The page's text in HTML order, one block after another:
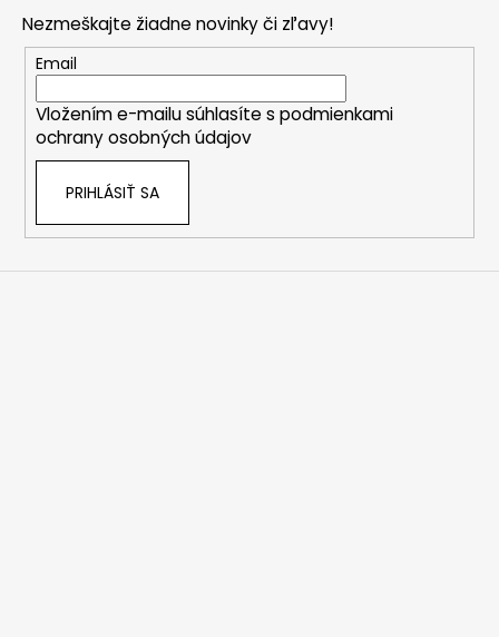
Nezmeškajte žiadne novinky či zľavy!
Email
Vložením e-mailu súhlasíte s podmienkami
ochrany osobných údajov
PRIHLÁSIŤ SA